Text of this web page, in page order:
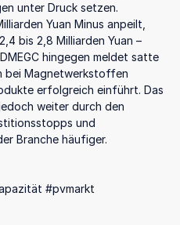
unter Druck setzen.
Yuan Minus anpeilt,
bis 2,8 Milliarden Yuan –
hingegen meldet satte
bei Magnetwerkstoffen
erfolgreich einführt. Das
weiter durch den
und
Branche häufiger.
#pvmarkt